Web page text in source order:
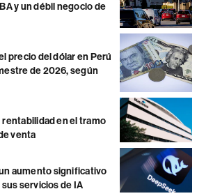
y un débil negocio de
precio del dólar en Perú
de 2026, según
en el tramo
venta
aumento significativo
servicios de IA